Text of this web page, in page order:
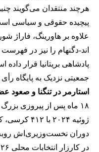
هرچند منتقدان می‌گویند
پیچیده حقوقی و سیاسی
علاوه بر هاورینگ، فاراژ
اند-دگنهام را نیز در
پادشاهی بریتانیا قرار
جمعیتی نزدیک به پایگاه
استارمر در تنگنا و صعود
۱۸ ماه پس از پیروزی
ژوئیه ۲۰۲۴
دوران نخست‌وزیری‌اش